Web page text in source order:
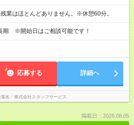
はほとんどありません。※休憩60分。
期 ※開始日はご相談可能です！
応募する 詳細へ
名 株式会社スタッフサービス
掲載日：2026.08.05